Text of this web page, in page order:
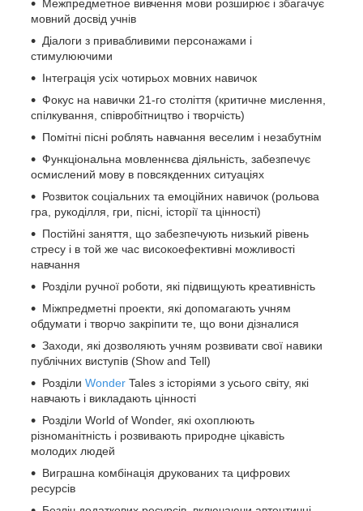
Межпредметное вивчення мови розширює і збагачує
мовний досвід учнів
Діалоги з привабливими персонажами і
стимулюючими
Інтеграція усіх чотирьох мовних навичок
Фокус на навички 21-го століття (критичне мислення,
спілкування, співробітництво і творчість)
Помітні пісні роблять навчання веселим і незабутнім
Функціональна мовленнєва діяльність, забезпечує
осмислений мову в повсякденних ситуаціях
Розвиток соціальних та емоційних навичок (рольова
гра, рукоділля, гри, пісні, історії та цінності)
Постійні заняття, що забезпечують низький рівень
стресу і в той же час високоефективні можливості
навчання
Розділи ручної роботи, які підвищують креативність
Міжпредметні проекти, які допомагають учням
обдумати і творчо закріпити те, що вони дізналися
Заходи, які дозволяють учням розвивати свої навики
публічних виступів (Show and Tell)
Розділи Wonder Tales з історіями з усього світу, які
навчають і викладають цінності
Розділи World of Wonder, які охоплюють
різноманітність і розвивають природне цікавість
молодих людей
Виграшна комбінація друкованих та цифрових
ресурсів